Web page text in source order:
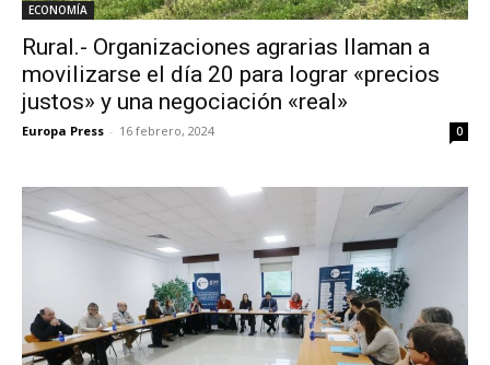
ECONOMÍA
Rural.- Organizaciones agrarias llaman a
movilizarse el día 20 para lograr «precios
justos» y una negociación «real»
Europa Press - 16 febrero, 2024 0